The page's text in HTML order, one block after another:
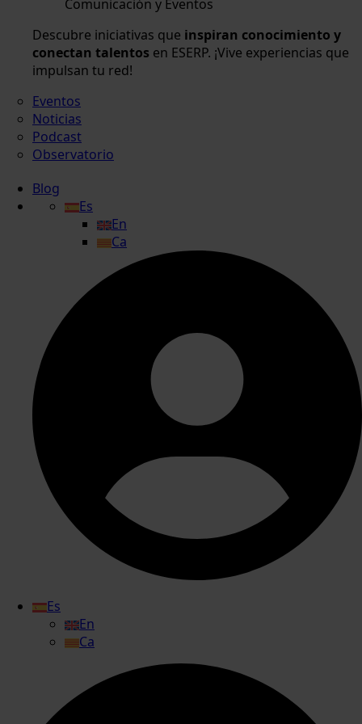
Comunicación y Eventos
Descubre iniciativas que inspiran conocimiento y
conectan talentos en ESERP. ¡Vive experiencias que
impulsan tu red!
Eventos
Noticias
Podcast
Observatorio
Blog
Es
En
Ca
Es
En
Ca